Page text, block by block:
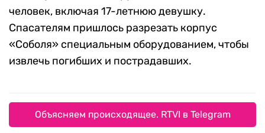
человек, включая 17-летнюю девушку.
Спасателям пришлось разрезать корпус
«Соболя» специальным оборудованием, чтобы
извлечь погибших и пострадавших.
Объясняем происходящее. RTVI в Telegram